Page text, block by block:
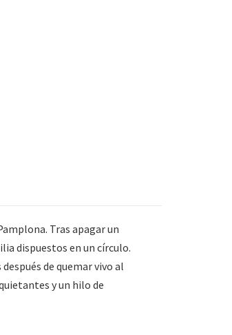
Tras apagar un
dispuestos en un círculo.
de quemar vivo al
y un hilo de